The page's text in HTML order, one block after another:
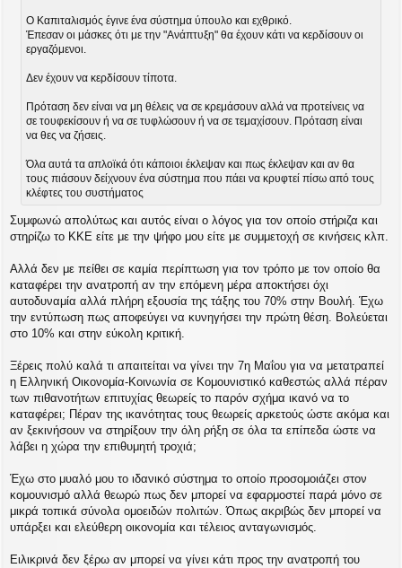
Ο Καπιταλισμός έγινε ένα σύστημα ύπουλο και εχθρικό.
Έπεσαν οι μάσκες ότι με την "Ανάπτυξη" θα έχουν κάτι να κερδίσουν οι
εργαζόμενοι.
Δεν έχουν να κερδίσουν τίποτα.
Πρόταση δεν είναι να μη θέλεις να σε κρεμάσουν αλλά να προτείνεις να
σε τουφεκίσουν ή να σε τυφλώσουν ή να σε τεμαχίσουν. Πρόταση είναι
να θες να ζήσεις.
Όλα αυτά τα απλοϊκά ότι κάποιοι έκλεψαν και πως έκλεψαν και αν θα
τους πιάσουν δείχνουν ένα σύστημα που πάει να κρυφτεί πίσω από τους
κλέφτες του συστήματος
Συμφωνώ απολύτως και αυτός είναι ο λόγος για τον οποίο στήριζα και
στηρίζω το ΚΚΕ είτε με την ψήφο μου είτε με συμμετοχή σε κινήσεις κλπ.
Αλλά δεν με πείθει σε καμία περίπτωση για τον τρόπο με τον οποίο θα
καταφέρει την ανατροπή αν την επόμενη μέρα αποκτήσει όχι
αυτοδυναμία αλλά πλήρη εξουσία της τάξης του 70% στην Βουλή. Έχω
την εντύπωση πως αποφεύγει να κυνηγήσει την πρώτη θέση. Βολεύεται
στο 10% και στην εύκολη κριτική.
Ξέρεις πολύ καλά τι απαιτείται να γίνει την 7η Μαΐου για να μετατραπεί
η Ελληνική Οικονομία-Κοινωνία σε Κομουνιστικό καθεστώς αλλά πέραν
των πιθανοτήτων επιτυχίας θεωρείς το παρόν σχήμα ικανό να το
καταφέρει; Πέραν της ικανότητας τους θεωρείς αρκετούς ώστε ακόμα και
αν ξεκινήσουν να στηρίξουν την όλη ρήξη σε όλα τα επίπεδα ώστε να
λάβει η χώρα την επιθυμητή τροχιά;
Έχω στο μυαλό μου το ιδανικό σύστημα το οποίο προσομοιάζει στον
κομουνισμό αλλά θεωρώ πως δεν μπορεί να εφαρμοστεί παρά μόνο σε
μικρά τοπικά σύνολα ομοειδών πολιτών. Όπως ακριβώς δεν μπορεί να
υπάρξει και ελεύθερη οικονομία και τέλειος ανταγωνισμός.
Ειλικρινά δεν ξέρω αν μπορεί να γίνει κάτι προς την ανατροπή του